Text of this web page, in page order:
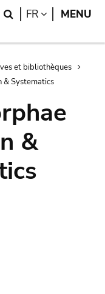
Search
FR LANGUAGE
MENU
et bibliothèques
& Systematics
&